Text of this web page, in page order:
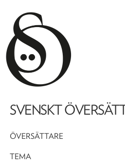
SVENSKT
ÖVERSÄTTARE
TEMA